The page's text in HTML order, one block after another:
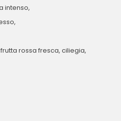
intenso,
rossa fresca, ciliegia,